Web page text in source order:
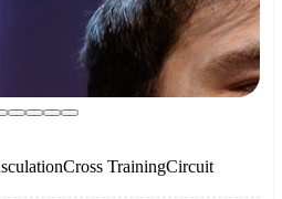
Cross TrainingCircuit